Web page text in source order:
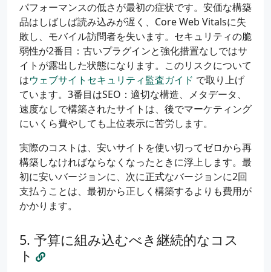
パフォーマンスの低さが最初の症状です。安価な構築
品はしばしば読み込みが遅く、Core Web Vitalsに失
敗し、モバイル訪問者を失います。セキュリティの脆
弱性が2番目：古いプラグインと強化措置なしではサ
イトが露出した状態になります。このリスクについて
はウェブサイトセキュリティ監査ガイド で取り上げ
ています。3番目はSEO：適切な構造、メタデータ、
速度なしで構築されたサイトは、後でマーケティング
にいくら費やしても上位表示に苦労します。
実際のコストは、安いサイトを使い切ってゼロから再
構築しなければならなくなったときに浮上します。最
初に安いバージョンに、次に正式なバージョンに2回
支払うことは、最初から正しく構築するよりも費用が
かかります。
予算に組み込むべき継続的なコス
ト